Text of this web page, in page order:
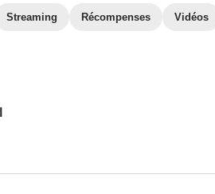
Streaming Récompenses Vidéos